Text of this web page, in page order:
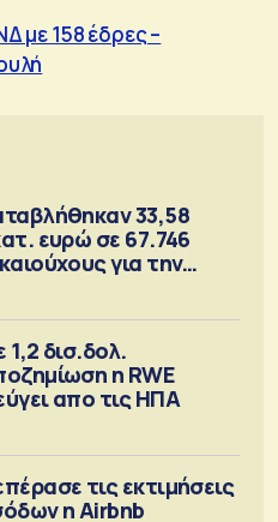
με 158 έδρες –
33,58
ευρώ σε 67.746
για την
1,2 δισ.δολ.
η RWE
απο τις ΗΠΑ
τις εκτιμήσεις
η Airbnb